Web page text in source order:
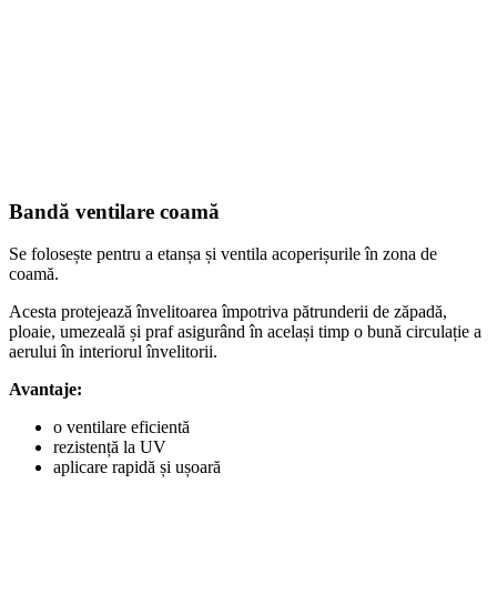
Bandă ventilare coamă
Se folosește pentru a etanșa și ventila acoperișurile în zona de
coamă.
Acesta protejează învelitoarea împotriva pătrunderii de zăpadă,
ploaie, umezeală și praf asigurând în același timp o bună circulație a
aerului în interiorul învelitorii.
Avantaje:
o ventilare eficientă
rezistență la UV
aplicare rapidă și ușoară